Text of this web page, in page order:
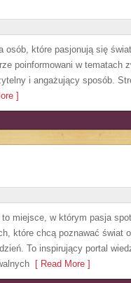
które pasjonują się
poinformowani w tematach
i angażujący sposób.
]
miejsce, w którym pasja
które chcą poznawać świat
To inspirujący portal
[ Read More ]